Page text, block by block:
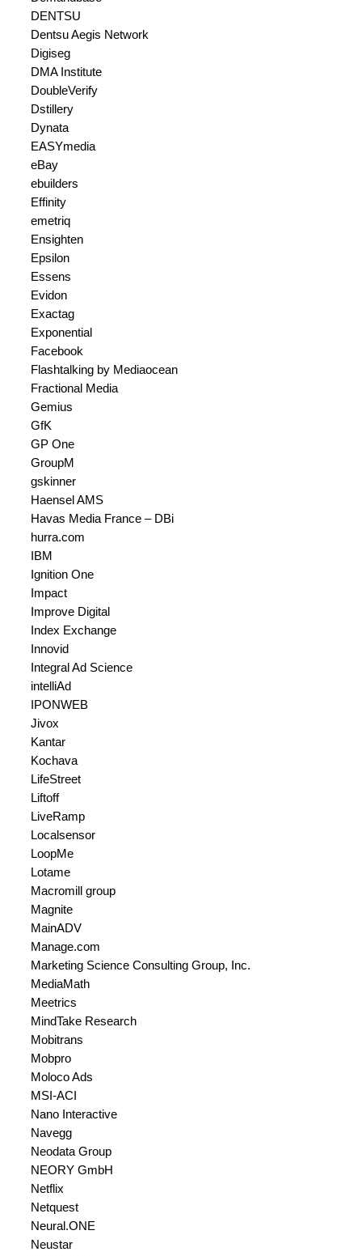
DENTSU
Dentsu Aegis Network
Digiseg
DMA Institute
DoubleVerify
Dstillery
Dynata
EASYmedia
eBay
ebuilders
Effinity
emetriq
Ensighten
Epsilon
Essens
Evidon
Exactag
Exponential
Facebook
Flashtalking by Mediaocean
Fractional Media
Gemius
GfK
GP One
GroupM
gskinner
Haensel AMS
Havas Media France – DBi
hurra.com
IBM
Ignition One
Impact
Improve Digital
Index Exchange
Innovid
Integral Ad Science
intelliAd
IPONWEB
Jivox
Kantar
Kochava
LifeStreet
Liftoff
LiveRamp
Localsensor
LoopMe
Lotame
Macromill group
Magnite
MainADV
Manage.com
Marketing Science Consulting Group, Inc.
MediaMath
Meetrics
MindTake Research
Mobitrans
Mobpro
Moloco Ads
MSI-ACI
Nano Interactive
Navegg
Neodata Group
NEORY GmbH
Netflix
Netquest
Neural.ONE
Neustar